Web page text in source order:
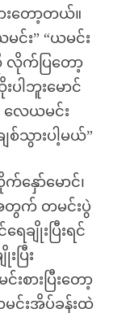
းတော့တယ်။
င်း” “ယမင်း
လိုက်ပြတော့
ပါဘူးမောင်
လေယမင်း
စ်သွားပါ့မယ်”
နှော်မောင်၊
အတွက် တမင်းပွဲ
ချိုးပြီးရင်
ပြီး
ားပြီးတော့
င်းအိပ်ခန်းထဲ